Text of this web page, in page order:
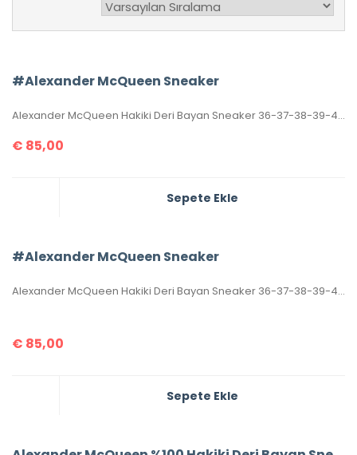
#Alexander McQueen Sneaker
Alexander McQueen Hakiki Deri Bayan Sneaker 36-37-38-39-40 ölçüler. Orjinalinde olduğu gibi, tabanın sadece üst yarısı dikişlidir. Kutulu, toz torbalıdır.
€ 85,00
Sepete Ekle
#Alexander McQueen Sneaker
Alexander McQueen Hakiki Deri Bayan Sneaker 36-37-38-39-40 ölçüler. Orjinalinde olduğu gibi, tabanın sadece üst yarısı dikişlidir. Kutulu, toz torbalıdır.
€ 85,00
Sepete Ekle